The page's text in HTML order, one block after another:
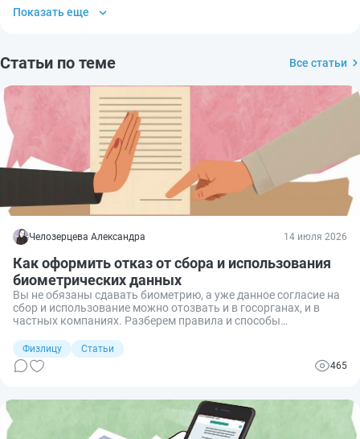
Показать еще
Статьи по теме Все статьи
Челозерцева Александра 14 июля 2026
Как оформить отказ от сбора и использования
биометрических данных
Вы не обязаны сдавать биометрию, а уже данное согласие на
сбор и использование можно отозвать и в госорганах, и в
частных компаниях. Разберем правила и способы
Физлицу
Статьи
465